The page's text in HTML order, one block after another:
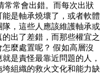
常常會出錯。而每次出狀
是軸承燒壞了，或者軟體
，這些人應該維護軸承或
出了差錯，而那些權宜之
麼處置呢？ 假如高層沒
是責怪最靠近問題的人，
組織的救火文化和能力缺